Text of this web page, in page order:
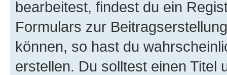
bearbeitest, findest du ein
Formulars zur
können, so hast du
erstellen. Du solltest einen Titel